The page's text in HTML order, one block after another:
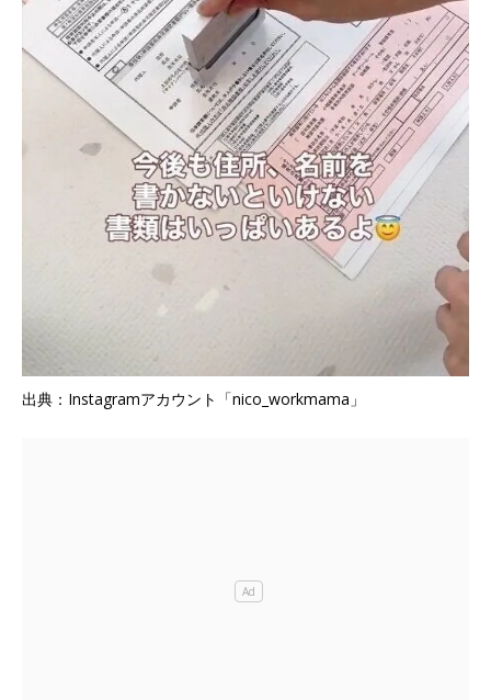
出典：Instagramアカウント「nico_workmama」